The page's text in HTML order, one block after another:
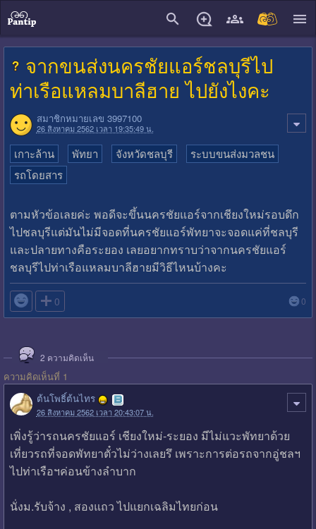
จากขนส่งนครชัยแอร์ชลบุรีไป
ท่าเรือแหลมบาลีฮาย ไปยังไงคะ
สมาชิกหมายเลข 3997100
26 สิงหาคม 2562 เวลา 19:35:49 น.
เกาะล้าน พัทยา จังหวัดชลบุรี
ระบบขนส่งมวลชน
รถโดยสาร
ตามหัวข้อเลยค่ะ พอดีจะขึ้นนครชัยแอร์จากเชียงใหม่รอบดึก
ไปชลบุรีแต่มันไม่มีจอดที่นครชัยแอร์พัทยาจะจอดแค่ที่ชลบุรี
และปลายทางคือระยอง เลยอยากทราบว่าจากนครชัยแอร์
ชลบุรีไปท่าเรือแหลมบาลีฮายมีวิธีไหนบ้างคะ
 0 0
2 ความคิดเห็น
ความคิดเห็นที่ 1
ต้นโพธิ์ต้นไทร
26 สิงหาคม 2562 เวลา 20:43:07 น.
เพิ่งรู้ว่ารถนครชัยแอร์ เชียงใหม่-ระยอง มีไม่แวะพัทยาด้วย
เที่ยวรถที่จอดพัทยาตั๋วไม่ว่างเลยรึ เพราะการต่อรถจากอู่ชลฯ
ไปท่าเรือฯค่อนข้างลำบาก
นั่งม.รับจ้าง , สองแถว ไปแยกเฉลิมไทยก่อน
close